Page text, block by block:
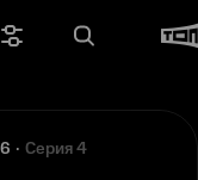
Серия 4